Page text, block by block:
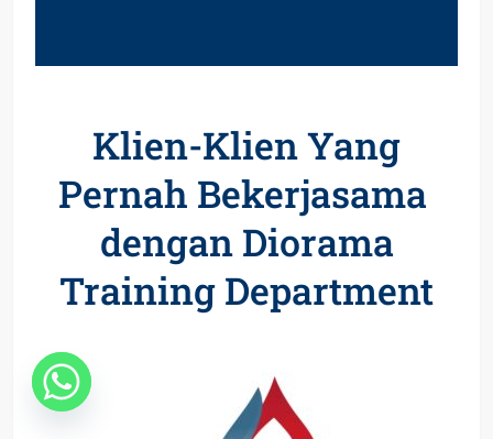
Klien-Klien Yang
Pernah Bekerjasama
dengan Diorama
Training Department